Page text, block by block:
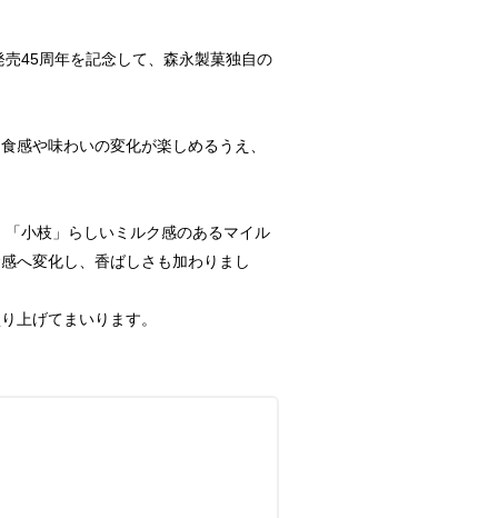
45周年を記念して、森永製菓独自の
や味わいの変化が楽しめるうえ、
小枝」らしいミルク感のあるマイル
へ変化し、香ばしさも加わりまし
上げてまいります。